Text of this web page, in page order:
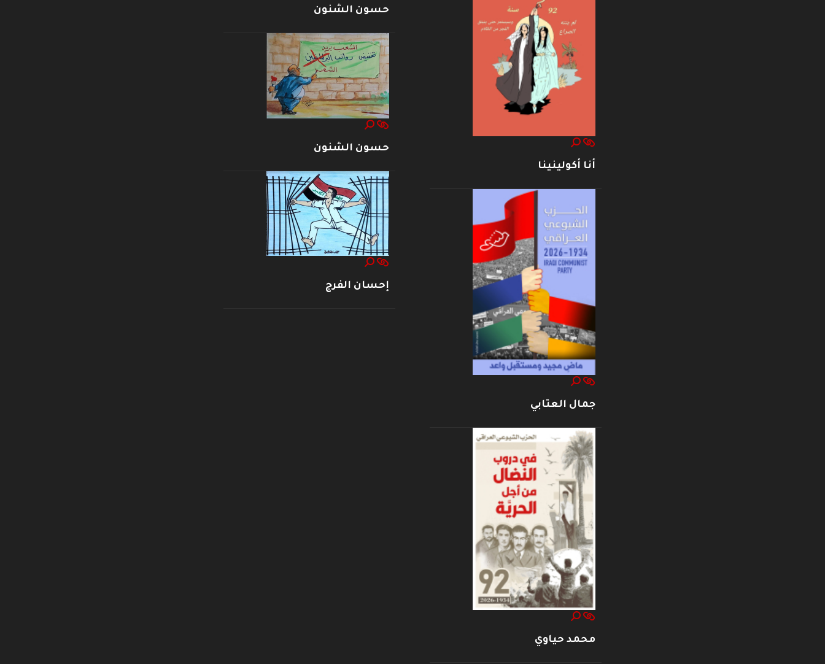
أنا أكولينينا
جمال العتابي
محمد حياوي
حسون الشنون
حسون الشنون
إحسان الفرج